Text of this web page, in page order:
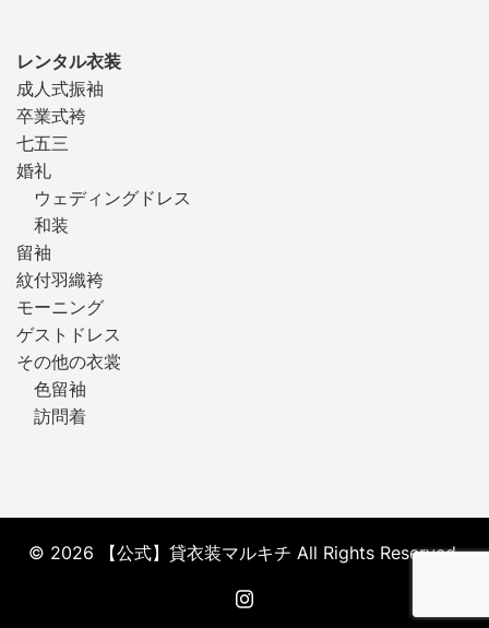
レンタル衣装
成人式振袖
卒業式袴
七五三
婚礼
ウェディングドレス
和装
留袖
紋付羽織袴
モーニング
ゲストドレス
その他の衣裳
色留袖
訪問着
© 2026 【公式】貸衣装マルキチ All Rights Reserved.